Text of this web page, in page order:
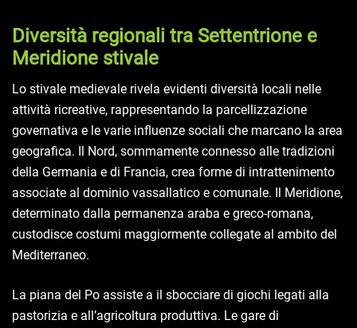
Diversità regionali tra Settentrione e
Meridione stivale
Lo stivale medievale rivela evidenti diversità locali nelle
attività ricreative, rappresentando la parcellizzazione
governativa e le varie influenze sociali che marcano la area
geografica. Il Nord, sommamente connesso alle tradizioni
della Germania e di Francia, crea forme di intrattenimento
associate al dominio vassallatico e comunale. Il Meridione,
determinato dalla permanenza araba e greco-romana,
custodisce costumi maggiormente collegate al ambito del
Mediterraneo.
La piana del Po assiste a il sbocciare di giochi legati alla
pastorizia e all’agricoltura produttiva. Le gare di